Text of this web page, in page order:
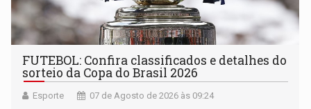
FUTEBOL: Confira classificados e detalhes do
sorteio da Copa do Brasil 2026
Esporte 07 de Agosto de 2026 às 09:24